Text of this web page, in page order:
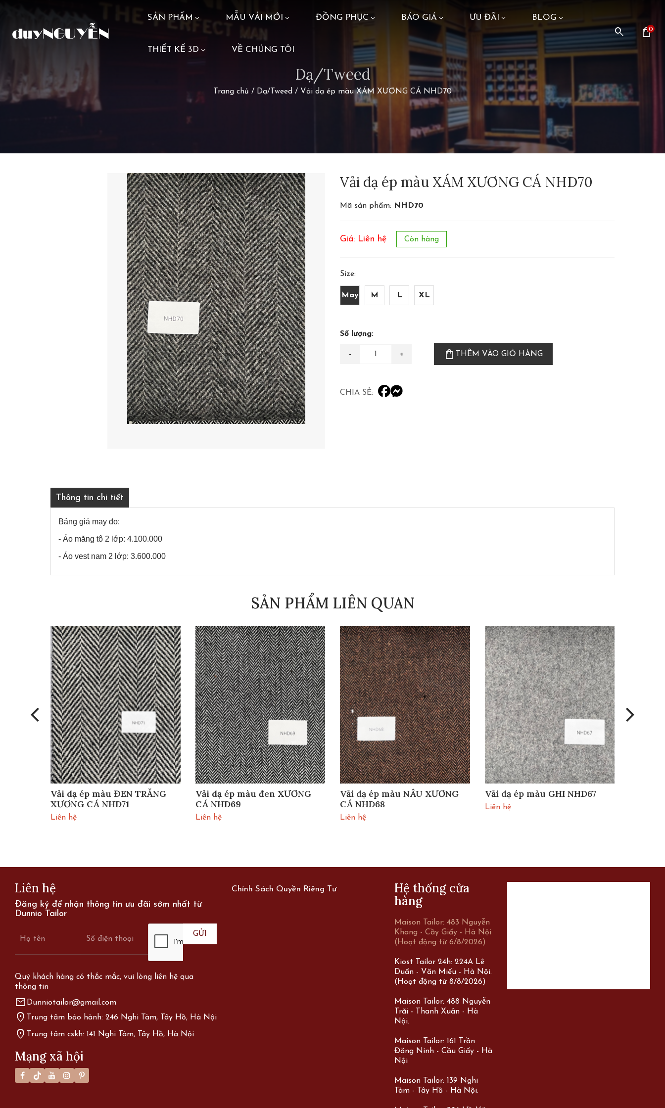
SẢN PHẨM MẪU VẢI MỚI ĐỒNG PHỤC BÁO GIÁ ƯU ĐÃI BLOG
THIẾT KẾ 3D VỀ CHÚNG TÔI
search shopping_bag
0
Dạ/Tweed
Trang chủ / Dạ/Tweed / Vải dạ ép màu XÁM XƯƠNG CÁ NHD70
Vải dạ ép màu XÁM XƯƠNG CÁ NHD70
Mã sản phẩm: NHD70
Giá: Liên hệ Còn hàng
Size:
May M L XL
Số lượng:
shopping_bag THÊM VÀO GIỎ HÀNG
CHIA SẺ:
Thông tin chi tiết
Bảng giá may đo:
- Áo măng tô 2 lớp: 4.100.000
- Áo vest nam 2 lớp: 3.600.000
SẢN PHẨM LIÊN QUAN
Vải dạ ép màu ĐEN TRẮNG
XƯƠNG CÁ NHD71
Liên hệ
Vải dạ ép màu đen XƯƠNG
CÁ NHD69
Liên hệ
Vải dạ ép màu NÂU XƯƠNG
CÁ NHD68
Liên hệ
Vải dạ ép màu GHI NHD67
Liên hệ
Liên hệ
Đăng ký để nhận thông tin ưu đãi sớm nhất từ
Dunnio Tailor
Quý khách hàng có thắc mắc, vui lòng liên hệ qua
thông tin
mail Dunniotailor@gmail.com
location_on Trung tâm bảo hành: 246 Nghi Tàm, Tây Hồ, Hà Nội
location_on Trung tâm cskh: 141 Nghi Tàm, Tây Hồ, Hà Nội
Mạng xã hội
Chính Sách Quyền Riêng Tư
Hệ thống cửa
hàng
Maison Tailor: 483 Nguyễn
Khang - Cầy Giấy - Hà Nội
(Hoạt động từ 6/8/2026)
Kiost Tailor 24h: 224A Lê
Duẩn - Văn Miếu - Hà Nội.
(Hoạt động từ 8/8/2026)
Maison Tailor: 488 Nguyễn
Trãi - Thanh Xuân - Hà
Nội.
Maison Tailor: 161 Trần
Đăng Ninh - Cầu Giấy - Hà
Nội
Maison Tailor: 139 Nghi
Tàm - Tây Hồ - Hà Nội.